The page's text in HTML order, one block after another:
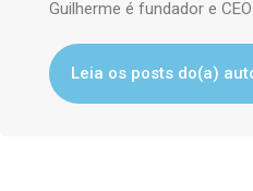
Guilherme é fundador e
Leia os posts do(a)